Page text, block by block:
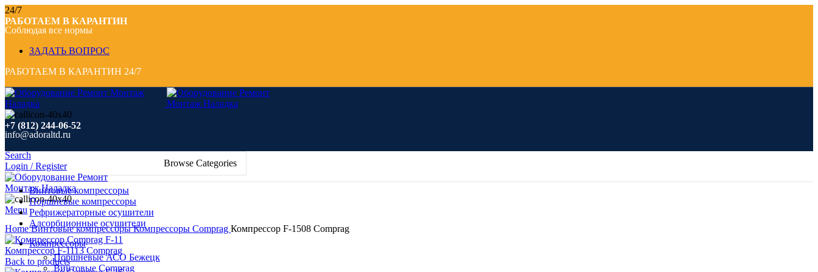
24/7
РАБОТАЕМ В КАРАНТИН
Соблюдая все нормы
ЗАДАТЬ ВОПРОС
РАБОТАЕМ В КАРАНТИН 24/7
+7 (812) 244-06-52
info@adoraltd.ru
Search
Login / Register
Menu
Browse Categories
Винтовые компрессоры
Поршневые компрессоры
Рефрижераторные осушители
Адсорбционные осушители
Компрессоры
Поршневые АСО Бежецк
Винтовые Comprag
Click to enlarge
HomeВинтовые компрессорыКомпрессоры Comprag Компрессор F-1508 Comprag
Компрессор F-1113 Comprag
Back to products